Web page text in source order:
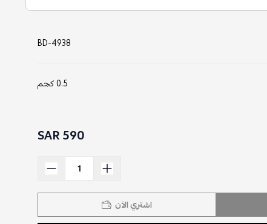
BD-4938
590 SAR
اشتري الآن